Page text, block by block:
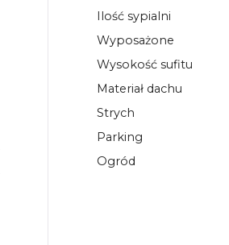
Ilość sypialni
Wyposażone
Wysokość sufitu
Materiał dachu
Strych
Parking
Ogród